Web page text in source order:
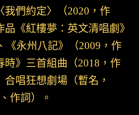
我們約定〉（2020，作
《紅樓夢：英文清唱劇》
《永州八記》（2009，作
時》三首組曲（2018，作
唱狂想劇場（暫名，
作詞）。